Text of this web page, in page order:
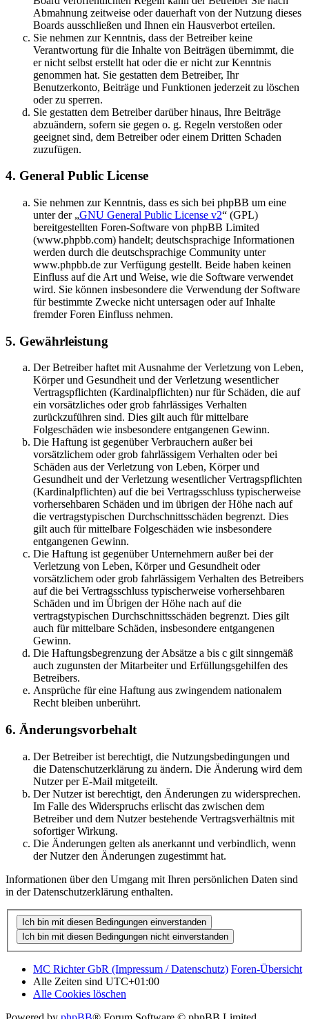
Abmahnung zeitweise oder dauerhaft von der Nutzung dieses
Boards ausschließen und Ihnen ein Hausverbot erteilen.
Sie nehmen zur Kenntnis, dass der Betreiber keine
Verantwortung für die Inhalte von Beiträgen übernimmt, die
er nicht selbst erstellt hat oder die er nicht zur Kenntnis
genommen hat. Sie gestatten dem Betreiber, Ihr
Benutzerkonto, Beiträge und Funktionen jederzeit zu löschen
oder zu sperren.
Sie gestatten dem Betreiber darüber hinaus, Ihre Beiträge
abzuändern, sofern sie gegen o. g. Regeln verstoßen oder
geeignet sind, dem Betreiber oder einem Dritten Schaden
zuzufügen.
4. General Public License
Sie nehmen zur Kenntnis, dass es sich bei phpBB um eine
unter der „GNU General Public License v2“ (GPL)
bereitgestellten Foren-Software von phpBB Limited
(www.phpbb.com) handelt; deutschsprachige Informationen
werden durch die deutschsprachige Community unter
www.phpbb.de zur Verfügung gestellt. Beide haben keinen
Einfluss auf die Art und Weise, wie die Software verwendet
wird. Sie können insbesondere die Verwendung der Software
für bestimmte Zwecke nicht untersagen oder auf Inhalte
fremder Foren Einfluss nehmen.
5. Gewährleistung
Der Betreiber haftet mit Ausnahme der Verletzung von Leben,
Körper und Gesundheit und der Verletzung wesentlicher
Vertragspflichten (Kardinalpflichten) nur für Schäden, die auf
ein vorsätzliches oder grob fahrlässiges Verhalten
zurückzuführen sind. Dies gilt auch für mittelbare
Folgeschäden wie insbesondere entgangenen Gewinn.
Die Haftung ist gegenüber Verbrauchern außer bei
vorsätzlichem oder grob fahrlässigem Verhalten oder bei
Schäden aus der Verletzung von Leben, Körper und
Gesundheit und der Verletzung wesentlicher Vertragspflichten
(Kardinalpflichten) auf die bei Vertragsschluss typischerweise
vorhersehbaren Schäden und im übrigen der Höhe nach auf
die vertragstypischen Durchschnittsschäden begrenzt. Dies
gilt auch für mittelbare Folgeschäden wie insbesondere
entgangenen Gewinn.
Die Haftung ist gegenüber Unternehmern außer bei der
Verletzung von Leben, Körper und Gesundheit oder
vorsätzlichem oder grob fahrlässigem Verhalten des Betreibers
auf die bei Vertragsschluss typischerweise vorhersehbaren
Schäden und im Übrigen der Höhe nach auf die
vertragstypischen Durchschnittsschäden begrenzt. Dies gilt
auch für mittelbare Schäden, insbesondere entgangenen
Gewinn.
Die Haftungsbegrenzung der Absätze a bis c gilt sinngemäß
auch zugunsten der Mitarbeiter und Erfüllungsgehilfen des
Betreibers.
Ansprüche für eine Haftung aus zwingendem nationalem
Recht bleiben unberührt.
6. Änderungsvorbehalt
Der Betreiber ist berechtigt, die Nutzungsbedingungen und
die Datenschutzerklärung zu ändern. Die Änderung wird dem
Nutzer per E-Mail mitgeteilt.
Der Nutzer ist berechtigt, den Änderungen zu widersprechen.
Im Falle des Widerspruchs erlischt das zwischen dem
Betreiber und dem Nutzer bestehende Vertragsverhältnis mit
sofortiger Wirkung.
Die Änderungen gelten als anerkannt und verbindlich, wenn
der Nutzer den Änderungen zugestimmt hat.
Informationen über den Umgang mit Ihren persönlichen Daten sind
in der Datenschutzerklärung enthalten.
MC Richter GbR (Impressum / Datenschutz) Foren-Übersicht
Alle Zeiten sind UTC+01:00
Alle Cookies löschen